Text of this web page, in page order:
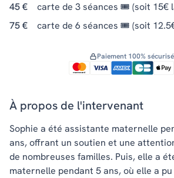
45 €
carte de 3 séances 🎟️ (soit 15€
75 €
carte de 6 séances 🎟️ (soit
Paiement 100% sécurisé
À propos de l'intervenant
Sophie a été assistante maternelle
ans, offrant un soutien et une
de nombreuses familles. Puis, elle a
maternelle pendant 5 ans, où elle a